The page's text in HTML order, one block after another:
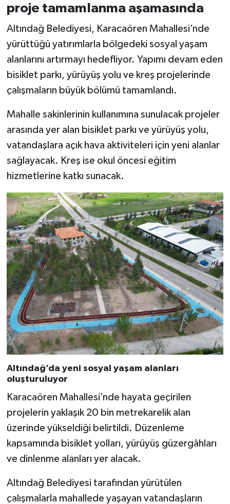
proje tamamlanma aşamasında
Altındağ Belediyesi, Karacaören Mahallesi’nde
yürüttüğü yatırımlarla bölgedeki sosyal yaşam
alanlarını artırmayı hedefliyor. Yapımı devam eden
bisiklet parkı, yürüyüş yolu ve kreş projelerinde
çalışmaların büyük bölümü tamamlandı.
Mahalle sakinlerinin kullanımına sunulacak projeler
arasında yer alan bisiklet parkı ve yürüyüş yolu,
vatandaşlara açık hava aktiviteleri için yeni alanlar
sağlayacak. Kreş ise okul öncesi eğitim
hizmetlerine katkı sunacak.
Altındağ’da yeni sosyal yaşam alanları
oluşturuluyor
Karacaören Mahallesi’nde hayata geçirilen
projelerin yaklaşık 20 bin metrekarelik alan
üzerinde yükseldiği belirtildi. Düzenleme
kapsamında bisiklet yolları, yürüyüş güzergâhları
ve dinlenme alanları yer alacak.
Altındağ Belediyesi tarafından yürütülen
çalışmalarla mahallede yaşayan vatandaşların